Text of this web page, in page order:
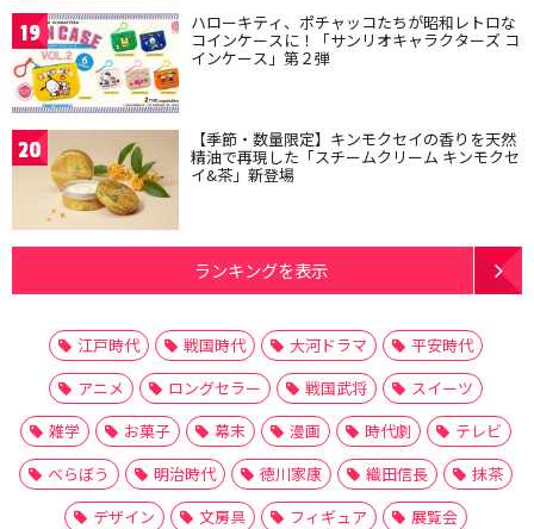
19 ハローキティ、ポチャッコたちが昭和レトロな
コインケースに！「サンリオキャラクターズ コ
インケース」第２弾
20 【季節・数量限定】キンモクセイの香りを天然
精油で再現した「スチームクリーム キンモクセ
イ&茶」新登場
ランキングを表示
江戸時代 戦国時代 大河ドラマ
平安時代
アニメ
ロングセラー 戦国武将
スイーツ
雑学
お菓子 幕末 漫画 時代劇
テレビ
べらぼう
明治時代 徳川家康 織田信長
抹茶
デザイン
文房具 フィギュア
展覧会